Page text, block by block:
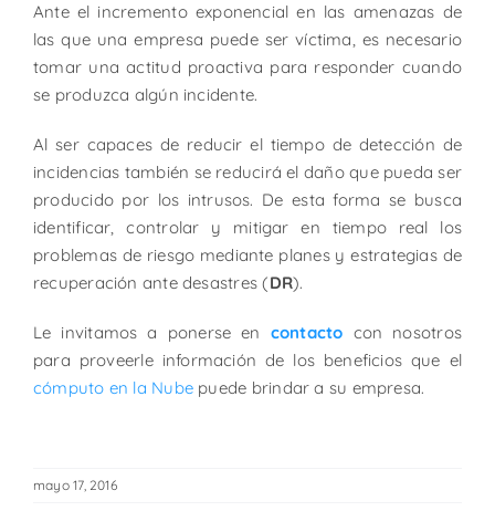
Ante el incremento exponencial en las amenazas de
las que una empresa puede ser víctima, es necesario
tomar una actitud proactiva para responder cuando
se produzca algún incidente.
Al ser capaces de reducir el tiempo de detección de
incidencias también se reducirá el daño que pueda ser
producido por los intrusos. De esta forma se busca
identificar, controlar y mitigar en tiempo real los
problemas de riesgo mediante planes y estrategias de
recuperación ante desastres (DR).
Le invitamos a ponerse en contacto con nosotros
para proveerle información de los beneficios que el
cómputo en la Nube puede brindar a su empresa.
mayo 17, 2016